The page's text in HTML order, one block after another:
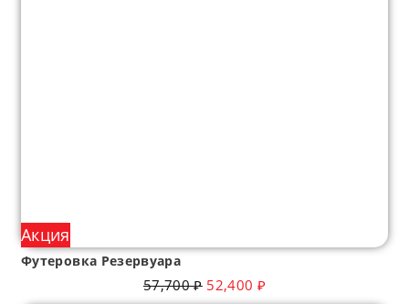
Акция
Футеровка Резервуара
57,700₽ 52,400 ₽